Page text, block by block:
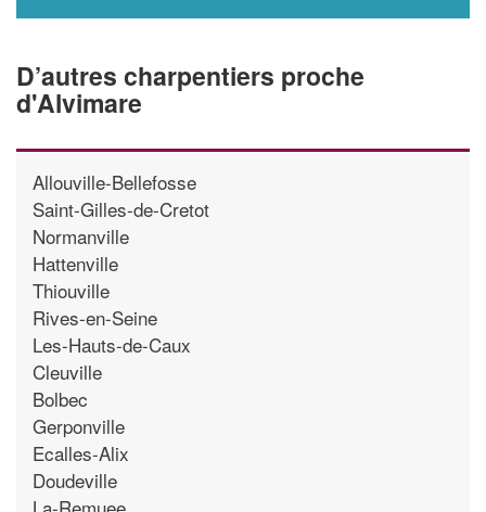
D’autres charpentiers proche
d'Alvimare
Allouville-Bellefosse
Saint-Gilles-de-Cretot
Normanville
Hattenville
Thiouville
Rives-en-Seine
Les-Hauts-de-Caux
Cleuville
Bolbec
Gerponville
Ecalles-Alix
Doudeville
La-Remuee